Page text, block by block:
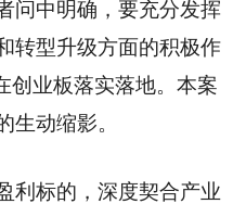
问中明确，要充分发挥
转型升级方面的积极作
创业板落实落地。本案
生动缩影。
利标的，深度契合产业